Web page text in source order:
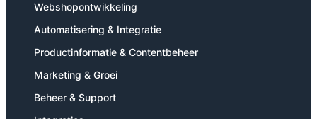
Webshopontwikkeling
Automatisering & Integratie
Productinformatie & Contentbeheer
Marketing & Groei
Beheer & Support